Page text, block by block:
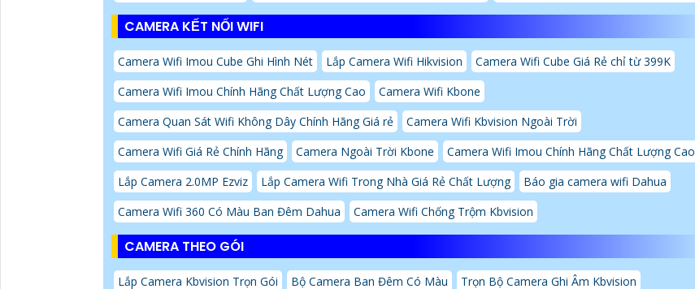
CAMERA KẾT NỐI WIFI
Camera Wifi Imou Cube Ghi Hình Nét Lắp Camera Wifi Hikvision
Camera Wifi Cube Giá Rẻ chỉ từ 399K
Camera Wifi Imou Chính Hãng Chất Lượng Cao
Camera Wifi Kbone
Camera Quan Sát Wifi Không Dây Chính Hãng Giá rẻ
Camera Wifi Kbvision Ngoài Trời
Camera Wifi Giá Rẻ Chính Hãng
Camera Ngoài Trời Kbone
Camera Wifi Imou Chính Hãng Chất Lượng Cao
Lắp Camera 2.0MP Ezviz
Lắp Camera Wifi Trong Nhà Giá Rẻ Chất Lượng
Báo gia camera wifi Dahua
Camera Wifi 360 Có Màu Ban Đêm Dahua
Camera Wifi Chống Trộm Kbvision
CAMERA THEO GÓI
Lắp Camera Kbvision Trọn Gói Bộ Camera Ban Đêm Có Màu
Trọn Bộ Camera Ghi Âm Kbvision